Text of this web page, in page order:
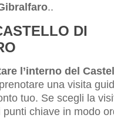
..
DI
l’interno del
una visita
tuo. Se scegli la
chiave in modo